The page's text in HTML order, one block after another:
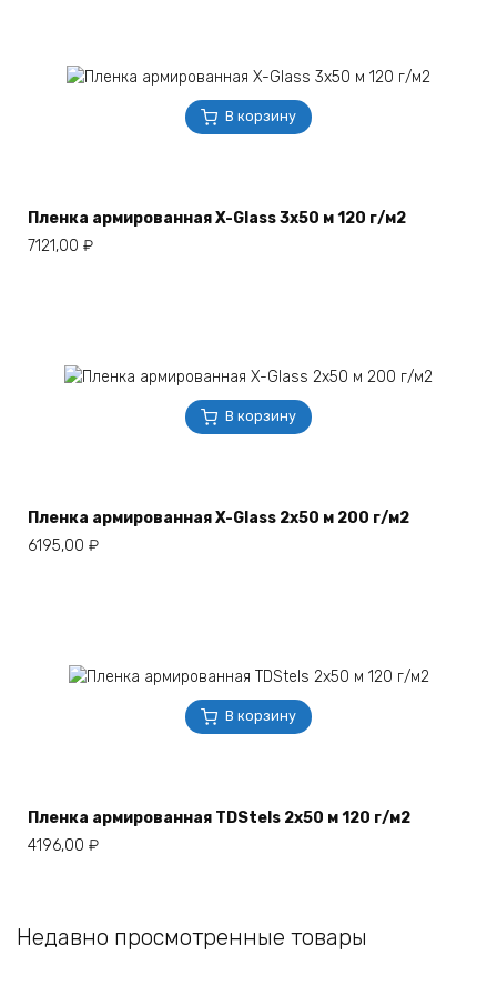
В корзину
Пленка армированная X-Glass 3х50 м 120 г/м2
7121,00 ₽
В корзину
Пленка армированная X-Glass 2х50 м 200 г/м2
6195,00 ₽
В корзину
Пленка армированная TDStels 2х50 м 120 г/м2
4196,00 ₽
Недавно просмотренные товары